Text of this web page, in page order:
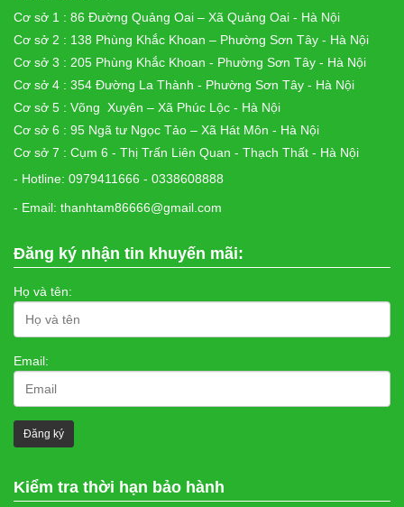
Cơ sở 1 : 86 Đường Quảng Oai – Xã Quảng Oai - Hà Nội
Cơ sở 2 : 138 Phùng Khắc Khoan – Phường Sơn Tây - Hà Nội
Cơ sở 3 : 205 Phùng Khắc Khoan - Phường Sơn Tây - Hà Nội
Cơ sở 4 : 354 Đường La Thành - Phường Sơn Tây - Hà Nội
Cơ sở 5 : Võng Xuyên – Xã Phúc Lộc - Hà Nội
Cơ sở 6 : 95 Ngã tư Ngọc Tảo – Xã Hát Môn - Hà Nội
Cơ sở 7 : Cụm 6 - Thị Trấn Liên Quan - Thạch Thất - Hà Nội
- Hotline: 0979411666 - 0338608888
- Email: thanhtam86666@gmail.com
Đăng ký nhận tin khuyến mãi:
Họ và tên:
Email:
Kiểm tra thời hạn bảo hành